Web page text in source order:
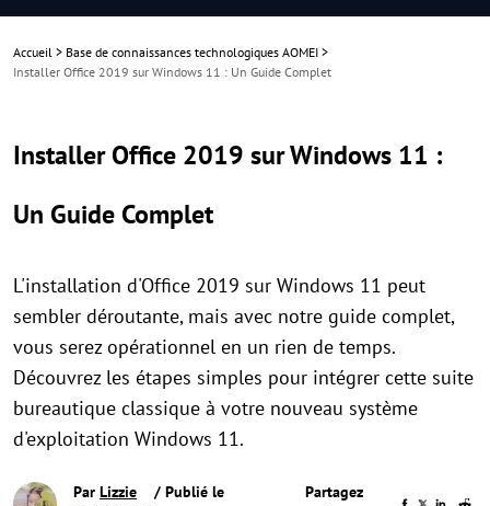
Accueil > Base de connaissances technologiques AOMEI >
Installer Office 2019 sur Windows 11 : Un Guide Complet
Installer Office 2019 sur Windows 11 :
Un Guide Complet
L'installation d'Office 2019 sur Windows 11 peut
sembler déroutante, mais avec notre guide complet,
vous serez opérationnel en un rien de temps.
Découvrez les étapes simples pour intégrer cette suite
bureautique classique à votre nouveau système
d'exploitation Windows 11.
Par Lizzie
/ Publié le
Partagez